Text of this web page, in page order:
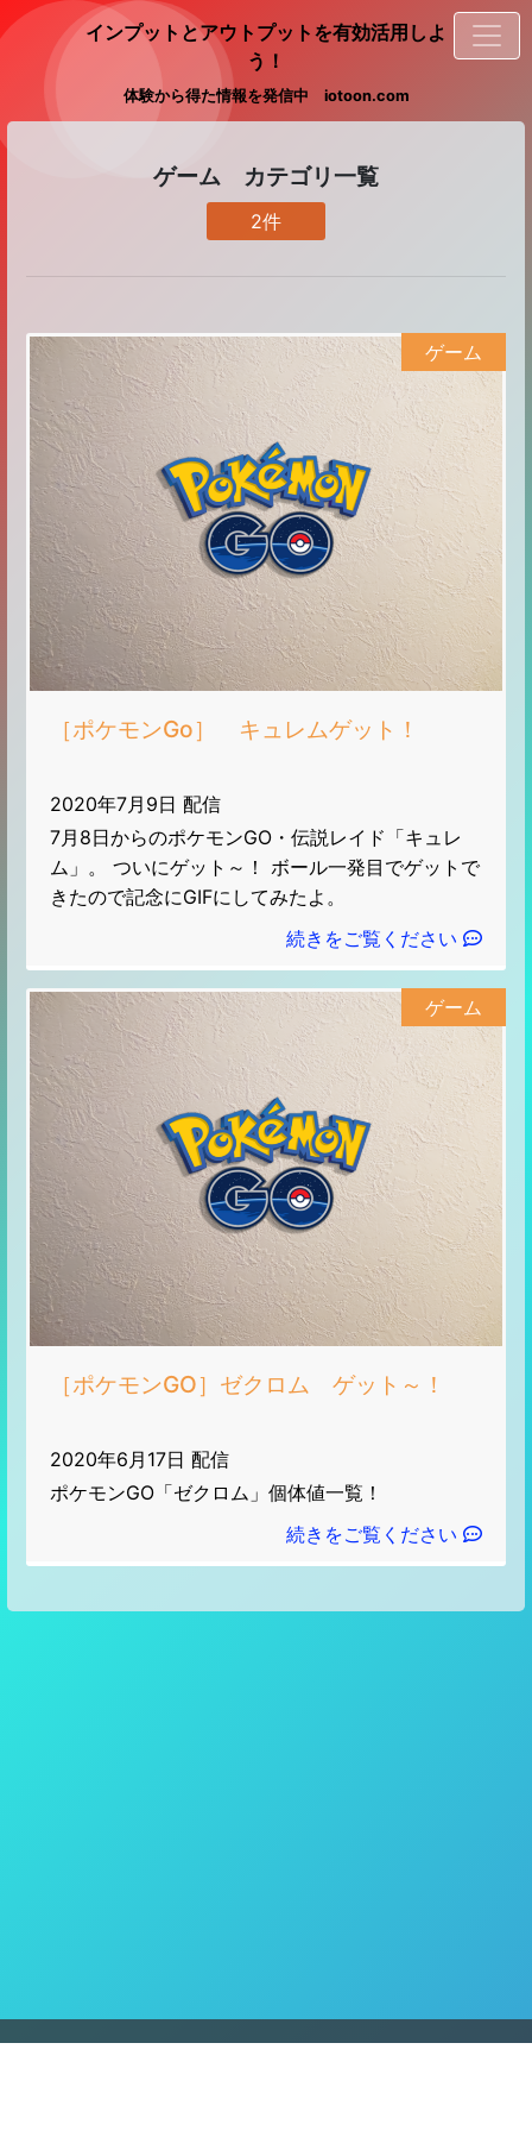
インプットとアウトプットを有効活用しよ
う！
体験から得た情報を発信中 iotoon.com
ゲーム カテゴリ一覧
2件
ゲーム
［ポケモンGo］ キュレムゲット！
2020年7月9日 配信
7月8日からのポケモンGO・伝説レイド「キュレ
ム」。 ついにゲット～！ ボール一発目でゲットで
きたので記念にGIFにしてみたよ。
続きをご覧ください
ゲーム
［ポケモンGO］ゼクロム ゲット～！
2020年6月17日 配信
ポケモンGO「ゼクロム」個体値一覧！
続きをご覧ください